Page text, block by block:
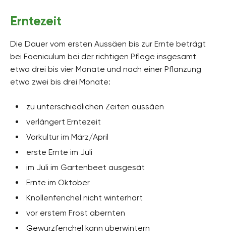
Erntezeit
Die Dauer vom ersten Aussäen bis zur Ernte beträgt
bei Foeniculum bei der richtigen Pflege insgesamt
etwa drei bis vier Monate und nach einer Pflanzung
etwa zwei bis drei Monate:
zu unterschiedlichen Zeiten aussäen
verlängert Erntezeit
Vorkultur im März/April
erste Ernte im Juli
im Juli im Gartenbeet ausgesät
Ernte im Oktober
Knollenfenchel nicht winterhart
vor erstem Frost abernten
Gewürzfenchel kann überwintern